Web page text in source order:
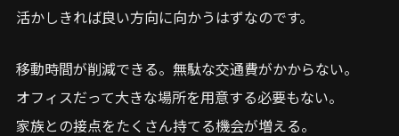
活かしきれば良い方向に向かうはずなのです。
移動時間が削減できる。無駄な交通費がかからない。
オフィスだって大きな場所を用意する必要もない。
家族との接点をたくさん持てる機会が増える。